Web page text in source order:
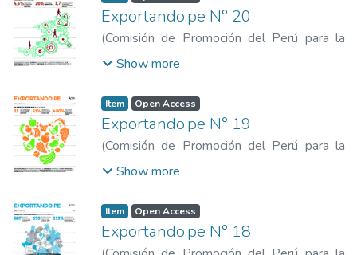
Exportando.pe N° 20
(Comisión de Promoción del Perú para la
Exportación y el Turismo
Exportación y el Turismo
Show more
Item Open Access
Exportando.pe N° 19
(Comisión de Promoción del Perú para la
Exportación y el Turismo
Exportación y el Turismo
Show more
Item Open Access
Exportando.pe N° 18